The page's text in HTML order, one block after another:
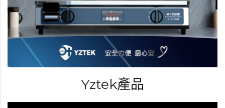
Yztek產品